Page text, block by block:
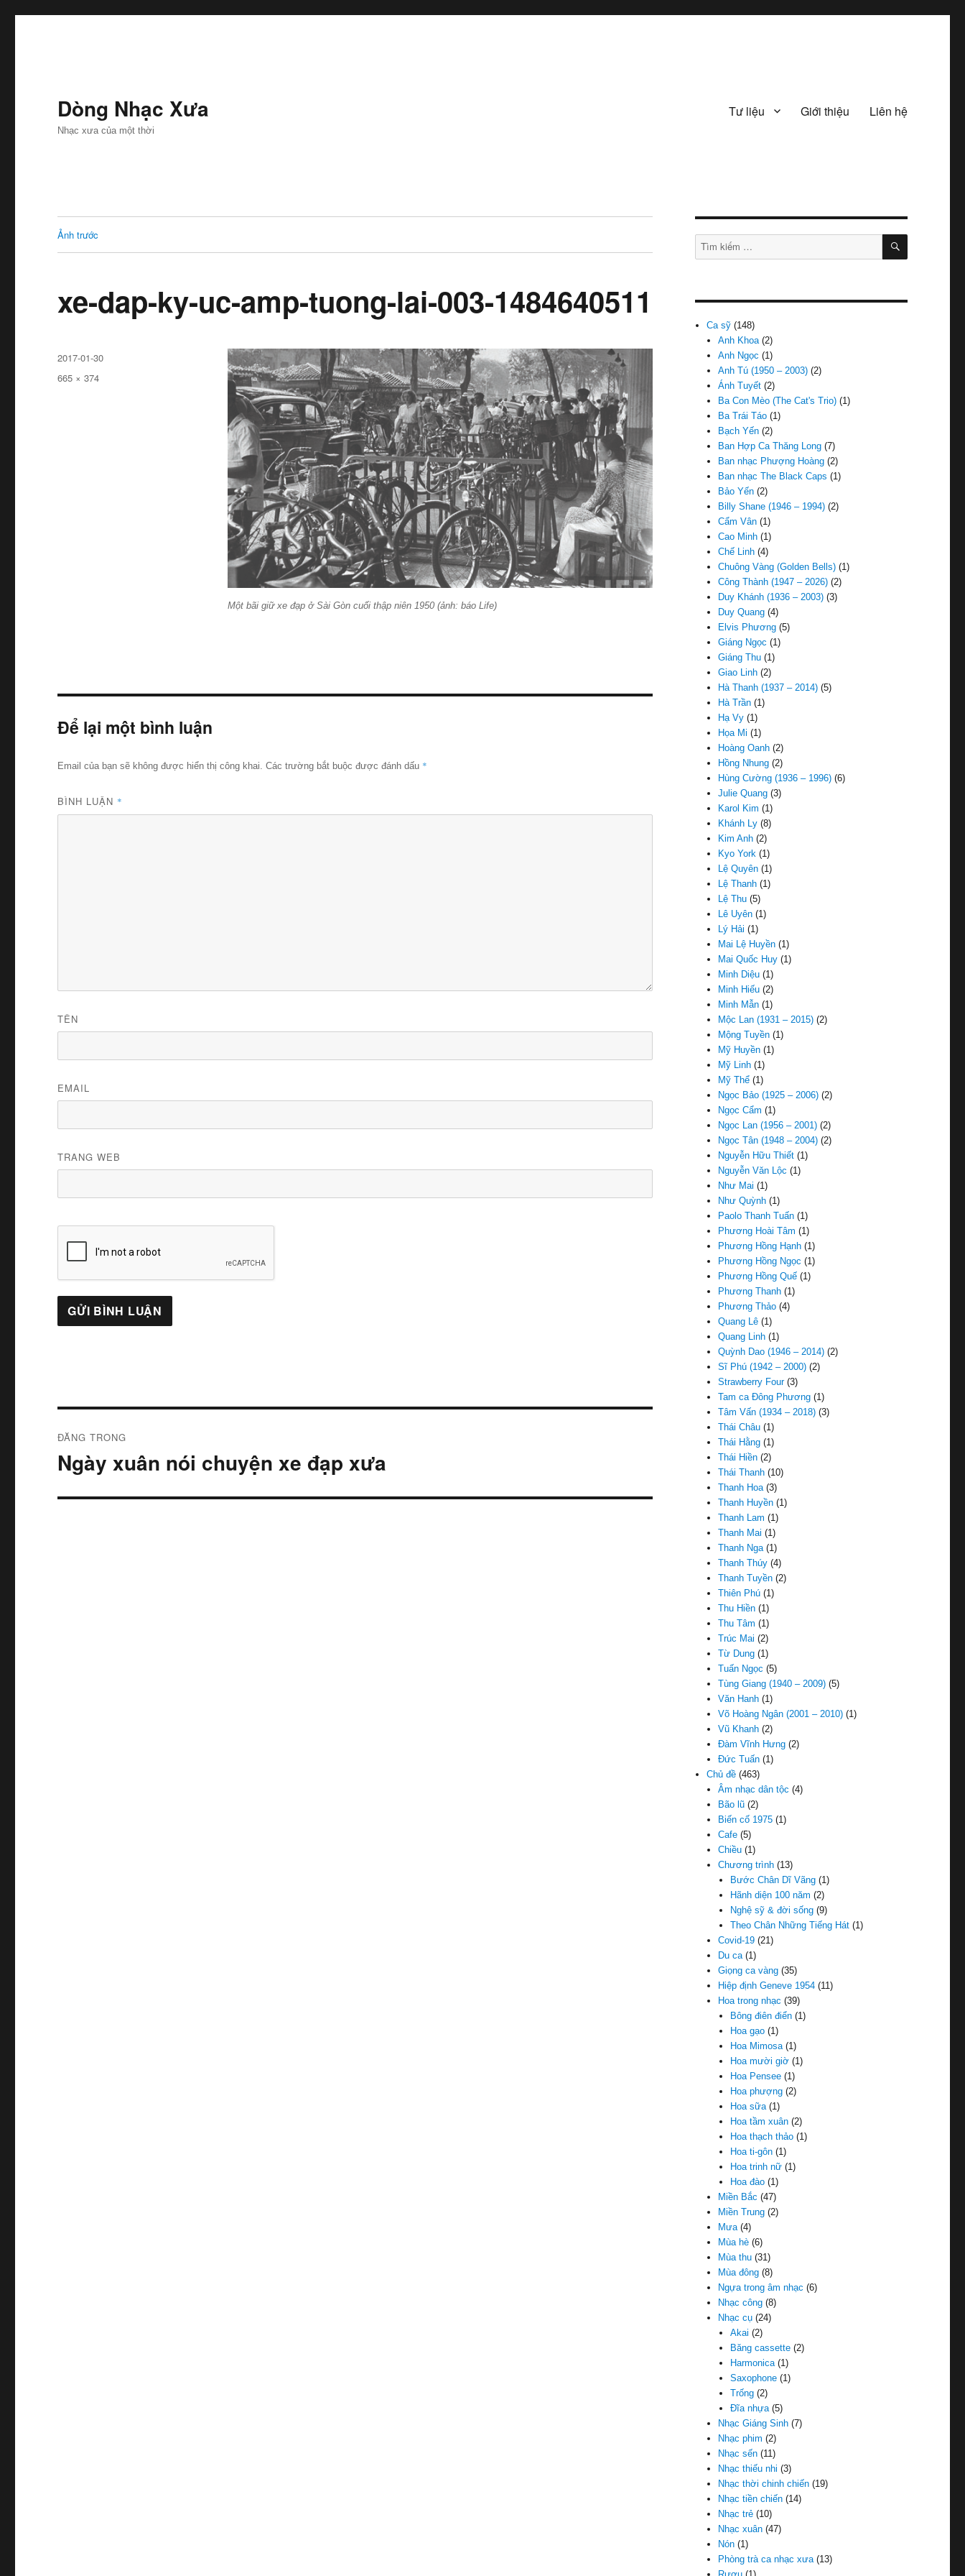
Dòng Nhạc Xưa
Nhạc xưa của một thời
Tư liệu Giới thiệu Liên hệ
Ảnh trước
xe-dap-ky-uc-amp-tuong-lai-003-1484640511
Một bãi giữ xe đạp ở Sài Gòn cuối thập niên 1950 (ảnh: báo Life)
Đăng
ngày
2017-01-30
Kích
665 × 374
Để lại một bình luận
Email của bạn sẽ không được hiển thị công khai. Các trường bắt buộc được đánh dấu *
BÌNH LUẬN *
TÊN
EMAIL
TRANG WEB
hướng
ĐĂNG TRONG
Ngày xuân nói chuyện xe đạp xưa
Tìm
kiếm:
TÌM
Ca sỹ (148)
Anh Khoa(2)
Anh Ngọc (1)
Anh Tú (1950 – 2003) (2)
Ánh Tuyết (2)
Ba Con Mèo (The Cat's Trio) (1)
Ba Trái Táo (1)
Bạch Yến (2)
Ban Hợp Ca Thăng Long (7)
Ban nhạc Phượng Hoàng (2)
Ban nhạc The Black Caps (1)
Bảo Yến (2)
Billy Shane (1946 – 1994) (2)
Cẩm Vân (1)
Cao Minh (1)
Chế Linh (4)
Chuông Vàng (Golden Bells) (1)
Công Thành (1947 – 2026) (2)
Duy Khánh (1936 – 2003) (3)
Duy Quang (4)
Elvis Phương (5)
Giáng Ngọc (1)
Giáng Thu (1)
Giao Linh (2)
Hà Thanh (1937 – 2014) (5)
Hà Trần (1)
Hạ Vy (1)
Họa Mi (1)
Hoàng Oanh (2)
Hồng Nhung (2)
Hùng Cường (1936 – 1996) (6)
Julie Quang (3)
Karol Kim (1)
Khánh Ly (8)
Kim Anh (2)
Kyo York (1)
Lệ Quyên (1)
Lệ Thanh (1)
Lệ Thu (5)
Lê Uyên (1)
Lý Hải (1)
Mai Lệ Huyền (1)
Mai Quốc Huy (1)
Minh Diệu (1)
Minh Hiếu (2)
Minh Mẫn (1)
Mộc Lan (1931 – 2015) (2)
Mộng Tuyền (1)
Mỹ Huyền (1)
Mỹ Linh (1)
Mỹ Thể (1)
Ngọc Bảo (1925 – 2006) (2)
Ngọc Cẩm (1)
Ngọc Lan (1956 – 2001) (2)
Ngọc Tân (1948 – 2004) (2)
Nguyễn Hữu Thiết (1)
Nguyễn Văn Lộc (1)
Như Mai (1)
Như Quỳnh (1)
Paolo Thanh Tuấn (1)
Phương Hoài Tâm (1)
Phương Hồng Hạnh (1)
Phương Hồng Ngọc (1)
Phương Hồng Quế (1)
Phương Thanh (1)
Phương Thảo (4)
Quang Lê (1)
Quang Linh (1)
Quỳnh Dao (1946 – 2014) (2)
Sĩ Phú (1942 – 2000) (2)
Strawberry Four(3)
Tam ca Đông Phương (1)
Tâm Vấn (1934 – 2018) (3)
Thái Châu (1)
Thái Hằng (1)
Thái Hiền (2)
Thái Thanh (10)
Thanh Hoa(3)
Thanh Huyền (1)
Thanh Lam (1)
Thanh Mai (1)
Thanh Nga(1)
Thanh Thúy (4)
Thanh Tuyền (2)
Thiên Phú (1)
Thu Hiền (1)
Thu Tâm (1)
Trúc Mai (2)
Từ Dung (1)
Tuấn Ngọc (5)
Tùng Giang (1940 – 2009) (5)
Văn Hanh (1)
Võ Hoàng Ngân (2001 – 2010) (1)
Vũ Khanh (2)
Đàm Vĩnh Hưng (2)
Đức Tuấn (1)
Chủ đề (463)
Âm nhạc dân tộc (4)
Bão lũ (2)
Biến cố 1975 (1)
Cafe (5)
Chiều (1)
Chương trình (13)
Bước Chân Dĩ Vãng(1)
Hãnh diện 100 năm (2)
Nghệ sỹ & đời sống(9)
Theo Chân Những Tiếng Hát(1)
Covid-19 (21)
Du ca(1)
Giọng ca vàng (35)
Hiệp định Geneve 1954 (11)
Hoa trong nhạc (39)
Bông điên điển(1)
Hoa gạo(1)
Hoa Mimosa(1)
Hoa mười giờ(1)
Hoa Pensee(1)
Hoa phượng(2)
Hoa sữa(1)
Hoa tầm xuân(2)
Hoa thạch thảo(1)
Hoa ti-gôn(1)
Hoa trinh nữ(1)
Hoa đào(1)
Miền Bắc (47)
Miền Trung (2)
Mưa(4)
Mùa hè (6)
Mùa thu (31)
Mùa đông (8)
Ngựa trong âm nhạc (6)
Nhạc công (8)
Nhạc cụ (24)
Akai (2)
Băng cassette(2)
Harmonica(1)
Saxophone(1)
Trống(2)
Đĩa nhựa(5)
Nhạc Giáng Sinh (7)
Nhạc phim (2)
Nhạc sến (11)
Nhạc thiếu nhi (3)
Nhạc thời chinh chiến (19)
Nhạc tiền chiến (14)
Nhạc trẻ (10)
Nhạc xuân (47)
Nón (1)
Phòng trà ca nhạc xưa(13)